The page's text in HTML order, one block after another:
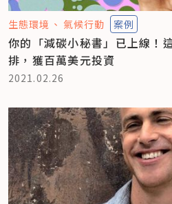
生態環境 氣候行動 案例
你的「減碳小秘書」已上線！
排，獲百萬美元投資
2021.02.26